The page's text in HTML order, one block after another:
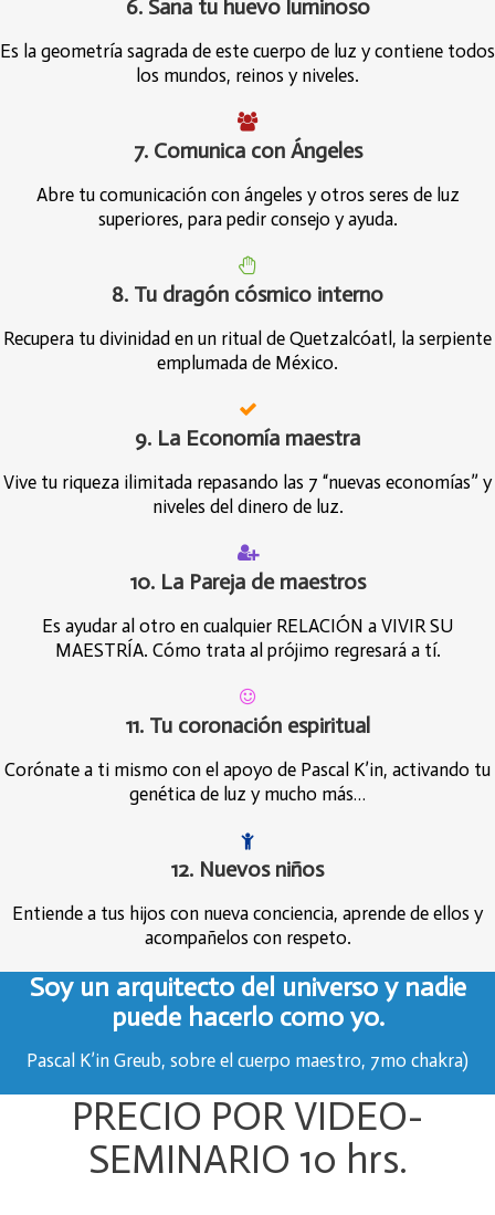
6. Sana tu huevo luminoso
Es la geometría sagrada de este cuerpo de luz y contiene todos
los mundos, reinos y niveles.
7. Comunica con Ángeles
Abre tu comunicación con ángeles y otros seres de luz
superiores, para pedir consejo y ayuda.
8. Tu dragón cósmico interno
Recupera tu divinidad en un ritual de Quetzalcóatl, la serpiente
emplumada de México.
9. La Economía maestra
Vive tu riqueza ilimitada repasando las 7 “nuevas economías” y
niveles del dinero de luz.
10. La Pareja de maestros
Es ayudar al otro en cualquier RELACIÓN a VIVIR SU
MAESTRÍA. Cómo trata al prójimo regresará a tí.
11. Tu coronación espiritual
Corónate a ti mismo con el apoyo de Pascal K’in, activando tu
genética de luz y mucho más…
12. Nuevos niños
Entiende a tus hijos con nueva conciencia, aprende de ellos y
acompañelos con respeto.
Soy un arquitecto del universo y nadie
puede hacerlo como yo.
Pascal K’in Greub, sobre el cuerpo maestro, 7mo chakra)
PRECIO POR VIDEO-
SEMINARIO 10 hrs.